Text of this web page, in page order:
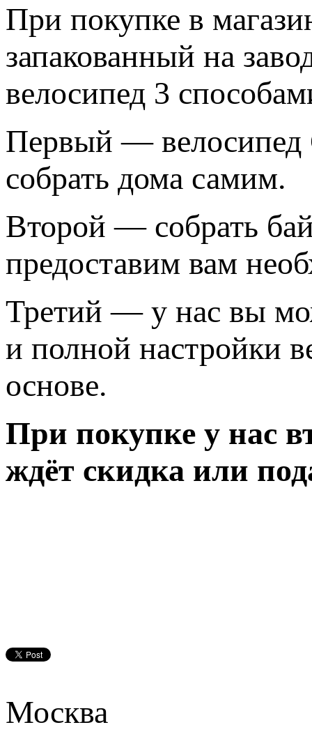
При покупке в
запакованный на
велосипед 3
Первый — велосипед
собрать дома самим.
Второй — собрать
предоставим вам
Третий — у нас вы
и полной настройки
основе.
При покупке у нас
ждёт скидка или
Москва